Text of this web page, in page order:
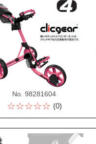
No. 98281604
☆☆☆☆☆ (0)